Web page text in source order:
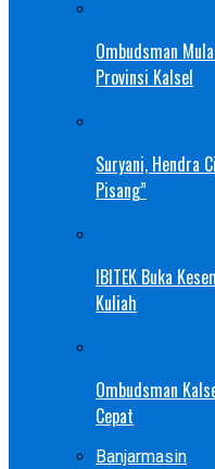
Ombudsman
Provinsi Kalsel
Suryani, Hendra
Pisang”
IBITEK Buka
Kuliah
Ombudsman
Cepat
Banjarmasin